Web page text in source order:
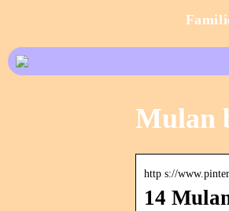
Mulan
http s://
14